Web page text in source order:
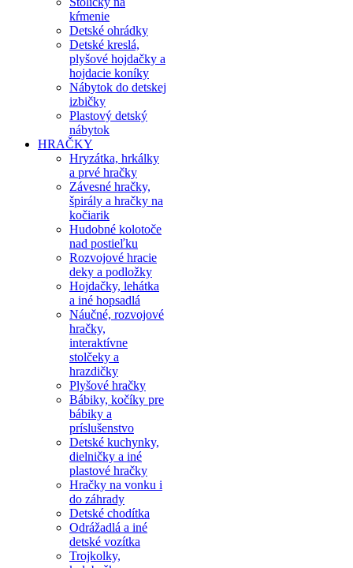
kŕmenie
Detské ohrádky
Detské kreslá,
plyšové hojdačky a
hojdacie koníky
Nábytok do detskej
izbičky
Plastový detský
nábytok
HRAČKY
Hryzátka, hrkálky
a prvé hračky
Závesné hračky,
špirály a hračky na
kočiarik
Hudobné kolotoče
nad postieľku
Rozvojové hracie
deky a podložky
Hojdačky, lehátka
a iné hopsadlá
Náučné, rozvojové
hračky,
interaktívne
stolčeky a
hrazdičky
Plyšové hračky
Bábiky, kočíky pre
bábiky a
príslušenstvo
Detské kuchynky,
dielničky a iné
plastové hračky
Hračky na vonku i
do záhrady
Detské chodítka
Odrážadlá a iné
detské vozítka
Trojkolky,